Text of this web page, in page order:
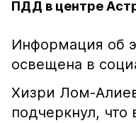
ПДД в центре
Информация об
освещена в
Хизри Лом-
подчеркнул,